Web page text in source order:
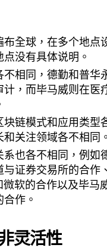
布全球，在多个地点
没有具体说明。
相同，德勤和普华
计，而毕马威则在医
链模式和应用类型
关注领域各不相同。
系也各不相同，例如
与证券交易所的合作
软的合作以及毕马
作。
灵活性